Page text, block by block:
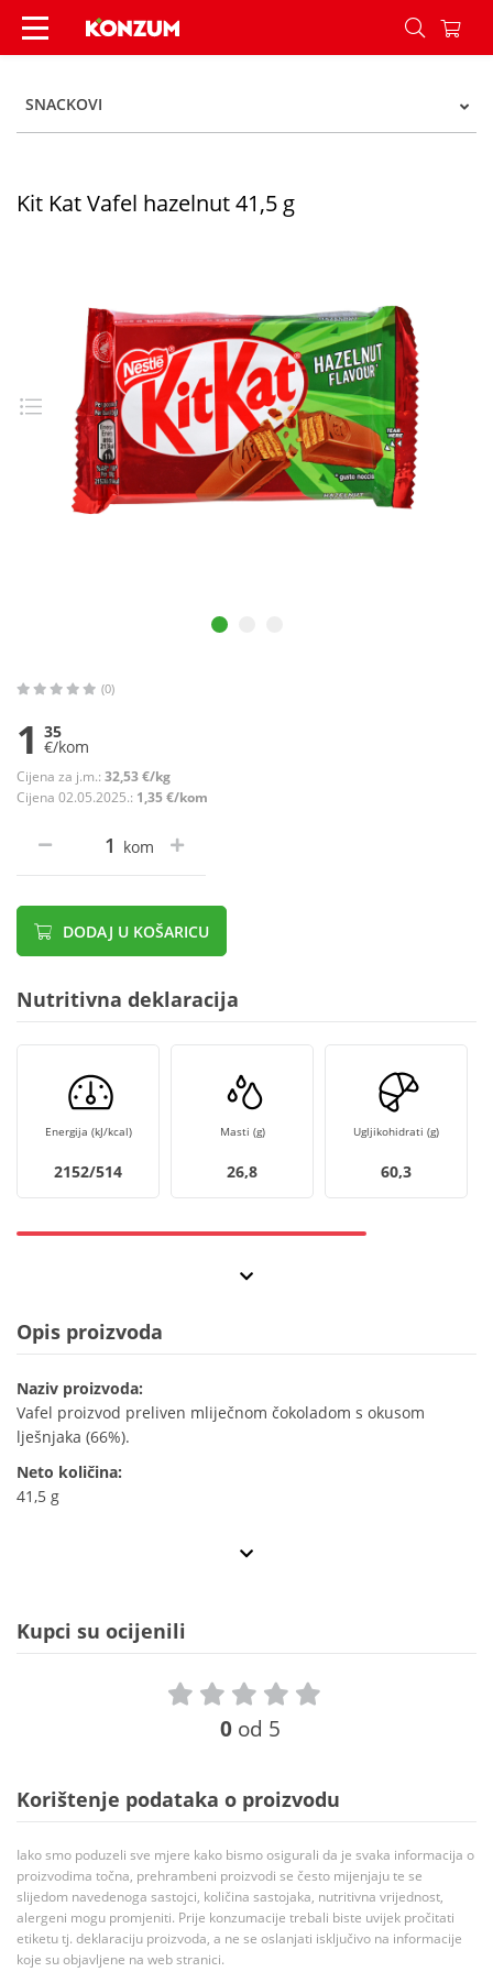
Kit Kat Vafel hazelnut 41,5 g - Konzum
SNACKOVI
Kit Kat Vafel hazelnut 41,5 g
(0)
1 35
€/kom
Cijena za j.m.: 32,53 €/kg
Cijena 02.05.2025.: 1,35 €/kom
kom
DODAJ U KOŠARICU
Nutritivna deklaracija
Energija (kJ/kcal)
2152/514
Masti (g)
26,8
Ugljikohidrati (g)
60,3
Opis proizvoda
Naziv proizvoda:
Vafel proizvod preliven mliječnom čokoladom s okusom
lješnjaka (66%).
Neto količina:
41,5 g
Kupci su ocijenili
0 od 5
Korištenje podataka o proizvodu
Iako smo poduzeli sve mjere kako bismo osigurali da je svaka informacija o
proizvodima točna, prehrambeni proizvodi se često mijenjaju te se
slijedom navedenoga sastojci, količina sastojaka, nutritivna vrijednost,
alergeni mogu promjeniti. Prije konzumacije trebali biste uvijek pročitati
etiketu tj. deklaraciju proizvoda, a ne se oslanjati isključivo na informacije
koje su objavljene na web stranici.